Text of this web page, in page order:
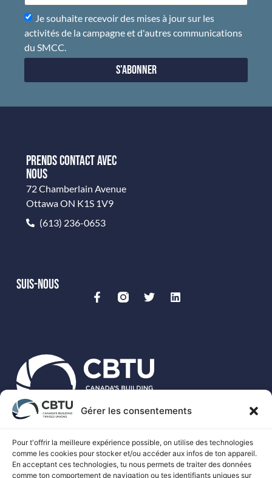
Gérer les consentements
Pour t'offrir la meilleure expérience possible, on utilise des technologies
comme les cookies pour stocker et/ou accéder aux infos de ton appareil.
En acceptant ces technologies, tu nous permets de traiter des données
comme ton comportement de navigation ou tes identifiants uniques sur
Je souhaite recevoir des mises à jour sur les
activités de la campagne et d'autres communications
du SMCC.
S'abonner
travailleurs syndiqués des métiers spécialisés au Canada.
PRENDS CONTACT AVEC
NOUS
72 Chamberlain Avenue
Ottawa ON K1S 1V9
(613) 236-0653
SUIS-NOUS